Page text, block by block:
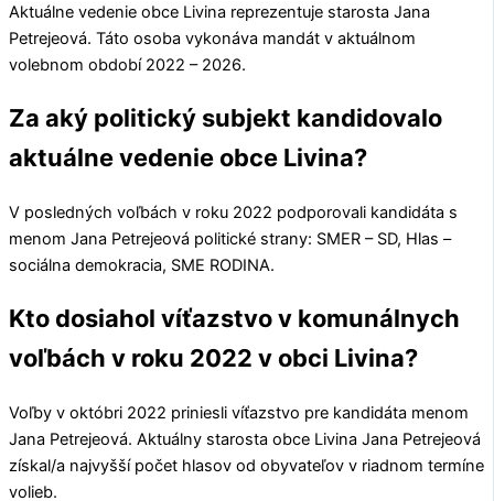
Aktuálne vedenie obce Livina reprezentuje starosta Jana
Petrejeová. Táto osoba vykonáva mandát v aktuálnom
volebnom období 2022 – 2026.
Za aký politický subjekt kandidovalo
aktuálne vedenie obce Livina?
V posledných voľbách v roku 2022 podporovali kandidáta s
menom Jana Petrejeová politické strany: SMER – SD, Hlas –
sociálna demokracia, SME RODINA.
Kto dosiahol víťazstvo v komunálnych
voľbách v roku 2022 v obci Livina?
Voľby v októbri 2022 priniesli víťazstvo pre kandidáta menom
Jana Petrejeová. Aktuálny starosta obce Livina Jana Petrejeová
získal/a najvyšší počet hlasov od obyvateľov v riadnom termíne
volieb.